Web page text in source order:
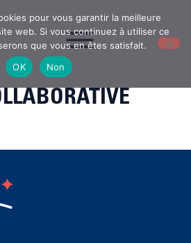
pour vous garantir la meilleure
web. Si vous continuez à utiliser ce
que vous en êtes satisfait.
OK
Non